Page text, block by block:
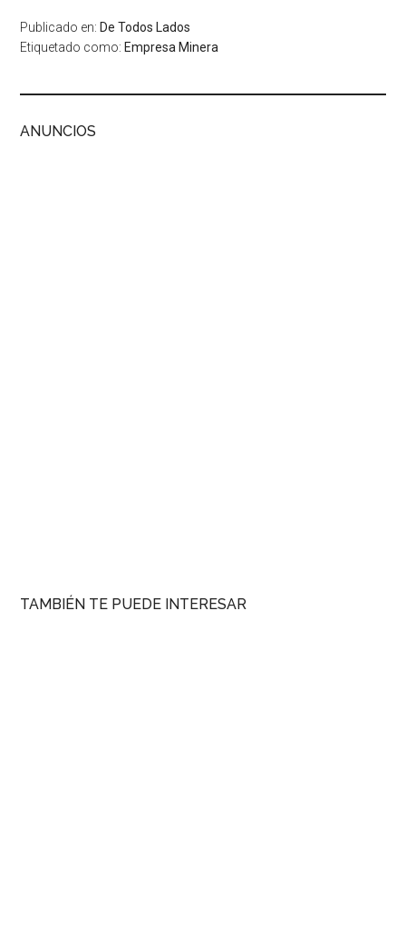
Publicado en: De Todos Lados
Etiquetado como: Empresa Minera
ANUNCIOS
TAMBIÉN TE PUEDE INTERESAR